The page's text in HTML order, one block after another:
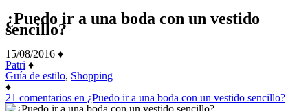
¿Puedo ir a una boda con un vestido
sencillo?
15/08/2016 ♦
Patri ♦
Guía de estilo, Shopping
♦
21 comentarios en ¿Puedo ir a una boda con un vestido sencillo?